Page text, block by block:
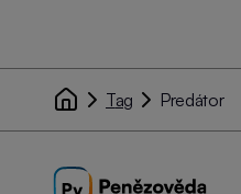
Tag Predátor